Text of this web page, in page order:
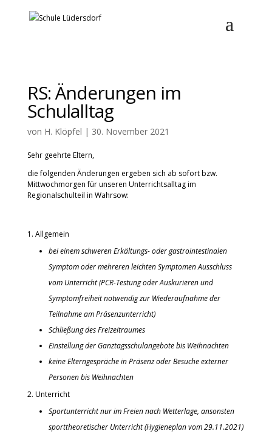
RS: Änderungen im
Schulalltag
von H. Klöpfel | 30. November 2021
Sehr geehrte Eltern,
die folgenden Änderungen ergeben sich ab sofort bzw.
Mittwochmorgen für unseren Unterrichtsalltag im
Regionalschulteil in Wahrsow:
Allgemein
bei einem schweren Erkältungs- oder gastrointestinalen
Symptom oder mehreren leichten Symptomen Ausschluss
vom Unterricht (PCR-Testung oder Auskurieren und
Symptomfreiheit notwendig zur Wiederaufnahme der
Teilnahme am Präsenzunterricht)
Schließung des Freizeitraumes
Einstellung der Ganztagsschulangebote bis Weihnachten
keine Elterngespräche in Präsenz oder Besuche externer
Personen bis Weihnachten
Unterricht
Sportunterricht nur im Freien nach Wetterlage, ansonsten
sporttheoretischer Unterricht (Hygieneplan vom 29.11.2021)